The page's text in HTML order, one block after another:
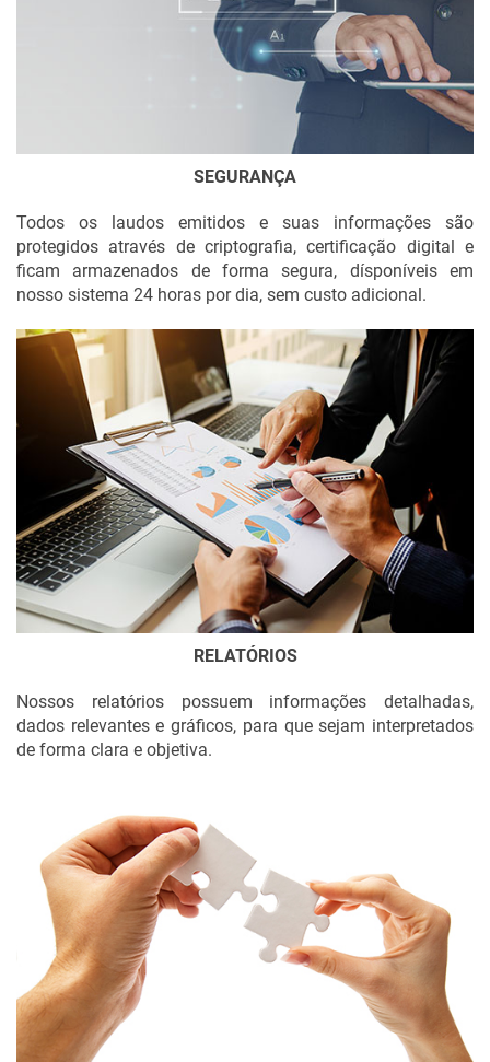
SEGURANÇA
Todos os laudos emitidos e suas informações são
protegidos através de criptografia, certificação digital e
ficam armazenados de forma segura, dísponíveis em
nosso sistema 24 horas por dia, sem custo adicional.
RELATÓRIOS
Nossos relatórios possuem informações detalhadas,
dados relevantes e gráficos, para que sejam interpretados
de forma clara e objetiva.